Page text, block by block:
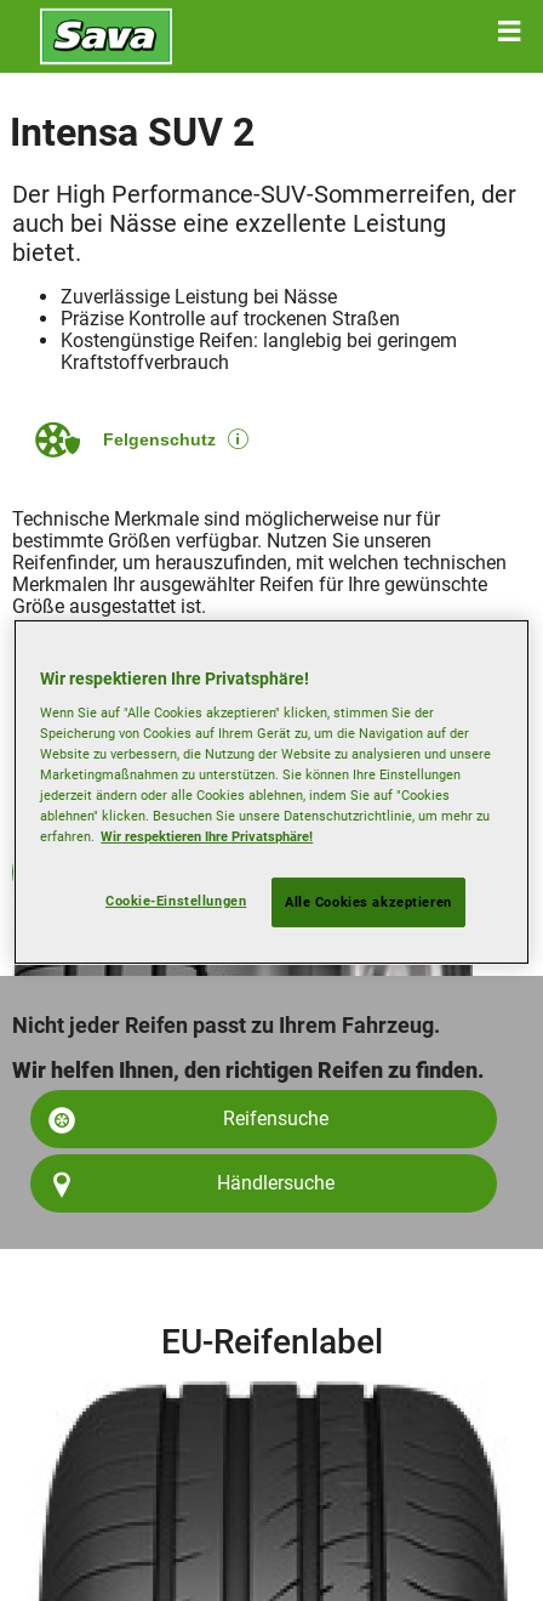
Intensa SUV 2
Der High Performance-SUV-Sommerreifen, der
auch bei Nässe eine exzellente Leistung
bietet.
Zuverlässige Leistung bei Nässe
Präzise Kontrolle auf trockenen Straßen
Kostengünstige Reifen: langlebig bei geringem
Kraftstoffverbrauch
Felgenschutz
Technische Merkmale sind möglicherweise nur für
bestimmte Größen verfügbar. Nutzen Sie unseren
Reifenfinder, um herauszufinden, mit welchen technischen
Merkmalen Ihr ausgewählter Reifen für Ihre gewünschte
Größe ausgestattet ist.
Nicht jeder Reifen passt zu Ihrem Fahrzeug.
Wir helfen Ihnen, den richtigen Reifen zu finden.
Reifensuche
Händlersuche
EU-Reifenlabel
Wir respektieren Ihre Privatsphäre!
Wenn Sie auf "Alle Cookies akzeptieren" klicken, stimmen Sie der
Speicherung von Cookies auf Ihrem Gerät zu, um die Navigation auf der
Website zu verbessern, die Nutzung der Website zu analysieren und unsere
Marketingmaßnahmen zu unterstützen. Sie können Ihre Einstellungen
jederzeit ändern oder alle Cookies ablehnen, indem Sie auf "Cookies
ablehnen" klicken. Besuchen Sie unsere Datenschutzrichtlinie, um mehr zu
erfahren. Wir respektieren Ihre Privatsphäre!
Cookie-Einstellungen Alle Cookies akzeptieren